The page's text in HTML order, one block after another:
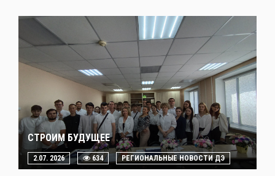
СТРОИМ БУДУЩЕЕ
2.07. 2026 634 РЕГИОНАЛЬНЫЕ НОВОСТИ ДЭ